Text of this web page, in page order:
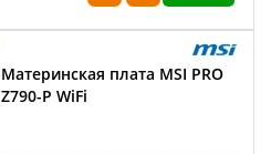
Материнская плата MSI PRO
Z790-P WiFi